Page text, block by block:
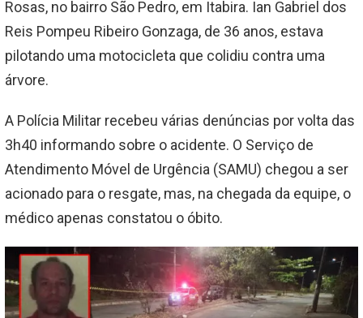
Rosas, no bairro São Pedro, em Itabira. Ian Gabriel dos
Reis Pompeu Ribeiro Gonzaga, de 36 anos, estava
pilotando uma motocicleta que colidiu contra uma
árvore.
A Polícia Militar recebeu várias denúncias por volta das
3h40 informando sobre o acidente. O Serviço de
Atendimento Móvel de Urgência (SAMU) chegou a ser
acionado para o resgate, mas, na chegada da equipe, o
médico apenas constatou o óbito.